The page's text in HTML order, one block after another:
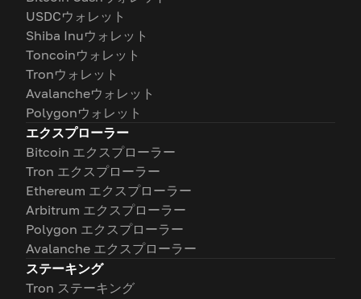
USDCウォレット
Shiba Inuウォレット
Toncoinウォレット
Tronウォレット
Avalancheウォレット
Polygonウォレット
エクスプローラー
Bitcoin エクスプローラー
Tron エクスプローラー
Ethereum エクスプローラー
Arbitrum エクスプローラー
Polygon エクスプローラー
Avalanche エクスプローラー
ステーキング
Tron ステーキング